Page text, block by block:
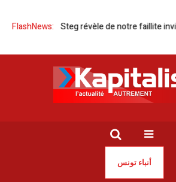
FlashNews:
crise de la Steg révèle de notre faillite invisible
أنباء تونس